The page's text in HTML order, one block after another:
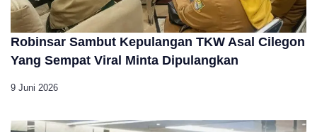
Robinsar Sambut Kepulangan TKW Asal Cilegon
Yang Sempat Viral Minta Dipulangkan
9 Juni 2026